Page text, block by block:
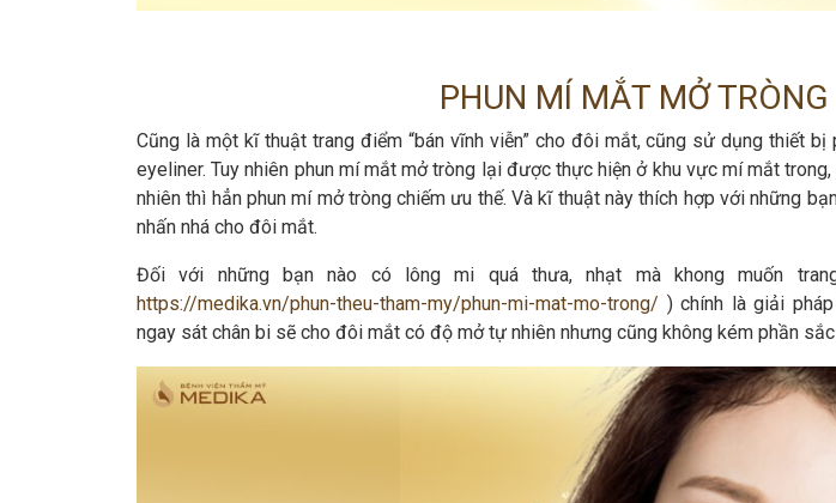
PHUN MÍ MẮT MỞ TRÒNG
Cũng là một kĩ thuật trang điểm “bán vĩnh viễn” cho đôi mắt, cũng sử dụng thiết
eyeliner. Tuy nhiên phun mí mắt mở tròng lại được thực hiện ở khu vực mí mắt
nhiên thì hẳn phun mí mở tròng chiếm ưu thế. Và kĩ thuật này thích hợp với những
nhấn nhá cho đôi mắt.
Đối với những bạn nào có lông mi quá thưa, nhạt mà khong muốn
https://medika.vn/phun-theu-tham-my/phun-mi-mat-mo-trong/ ) chính là giải
ngay sát chân bi sẽ cho đôi mắt có độ mở tự nhiên nhưng cũng không kém phần